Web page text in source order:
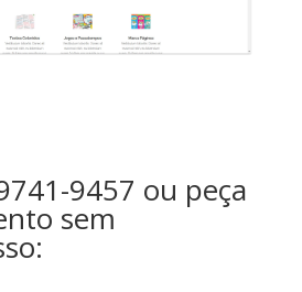
9457 ou peça
sem